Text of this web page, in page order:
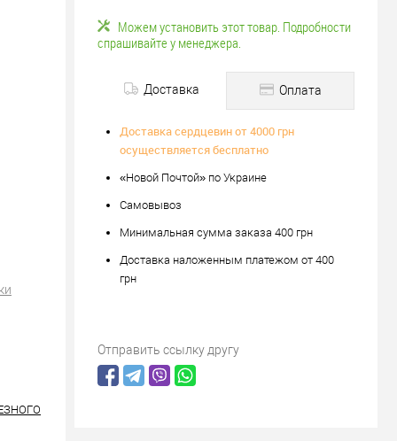
Можем установить этот товар. Подробности
спрашивайте у менеджера.
Доставка Оплата
Доставка сердцевин от 4000 грн
осуществляется бесплатно
«Новой Почтой» по Украине
Самовывоз
Минимальная сумма заказа 400 грн
Доставка наложенным платежом от 400
грн
Отправить ссылку другу